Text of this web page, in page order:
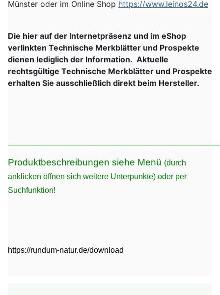
Münster oder im Online Shop https://www.leinos24.de
Die hier auf der Internetpräsenz und im eShop
verlinkten Technische Merkblätter und Prospekte
dienen lediglich der Information. Aktuelle
rechtsgültige Technische Merkblätter und Prospekte
erhalten Sie ausschließlich direkt beim Hersteller.
Produktbeschreibungen siehe Menü (durch
anklicken öffnen sich weitere Unterpunkte) oder per
Suchfunktion!
https://rundum-natur.de/download